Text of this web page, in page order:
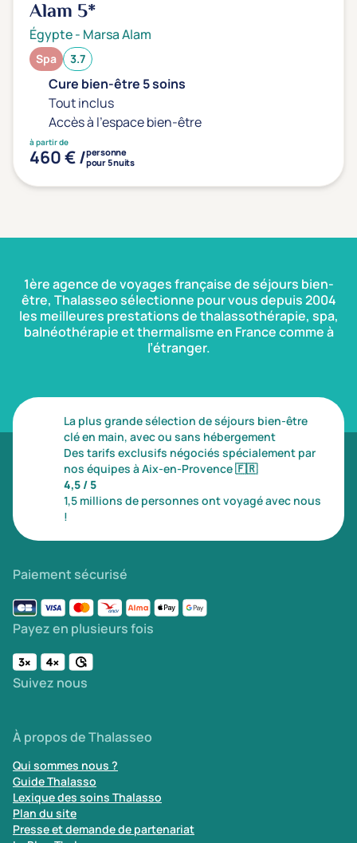
Ville
Montagne
Campagne
Type de séjour
Thématiques bien-être
Accès à l'espace bien-être
(0)
Massage, détente, Rituel du monde
(1)
(0)
Gestion du stress / sommeil
Spécial dos
Prévention santé
(0)
Yoga
(0)
Offres spéciales
Vente Flash & Promo
Offres spéciales Solo
Distance de chez vous
Établissements proches de chez moi
Km
Alam 5*
Égypte- Marsa Alam
Spa 3.7
Cure bien-être 5 soins
Tout inclus
Accès à l'espace bien-être
à partir de
460 € /personne
pour 5 nuits
1ère agence de voyages française de séjours bien-
être, Thalasseo sélectionne pour vous depuis 2004
les meilleures prestations de thalassothérapie, spa,
balnéothérapie et thermalisme en France comme à
l’étranger.
La plus grande sélection de séjours bien-être
clé en main, avec ou sans hébergement
Des tarifs exclusifs négociés spécialement par
nos équipes à Aix-en-Provence🇫🇷
4,5 / 5
1,5 millions de personnes ont voyagé avec nous
!
Paiement sécurisé
Payez en plusieurs fois
Suivez nous
À propos de Thalasseo
Qui sommes nous ?
Guide Thalasso
Lexique des soins Thalasso
Plan du site
Presse et demande de partenariat